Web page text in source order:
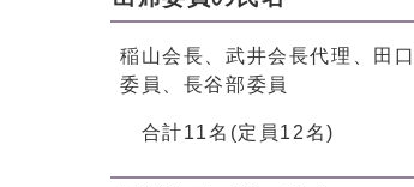
稲山会長、武井会長代理、田
委員、長谷部委員
合計11名(定員12名)